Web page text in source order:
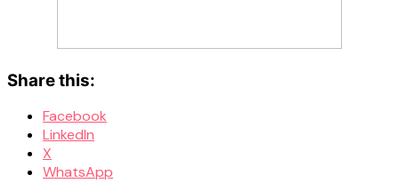
Share this:
Facebook
LinkedIn
X
WhatsApp